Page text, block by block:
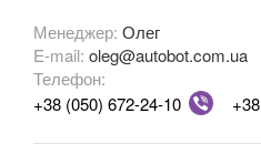
3 MPS II (BL)
3 III (BM)
3 IV (BP)
Менеджер: Олег
E-mail: oleg@autobot.com.ua
Телефон:
+38 (050) 672-24-10